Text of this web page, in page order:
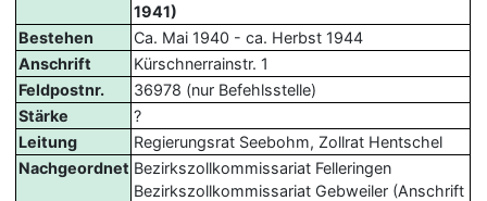
1941)
Bestehen
Ca. Mai 1940 - ca. Herbst 1944
Anschrift
Kürschnerrainstr. 1
Feldpostnr.
36978 (nur Befehlsstelle)
Stärke
?
Leitung
Regierungsrat Seebohm, Zollrat Hentschel
Nachgeordnet Bezirkszollkommissariat Felleringen
Bezirkszollkommissariat Gebweiler (Anschrift